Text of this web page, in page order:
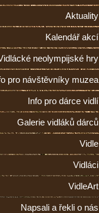
Aktuality
Kalendář akcí
neolympijské hry
pro návštěvníky muzea
Info pro dárce vidlí
Galerie vidláků dárců
Vidle
Vidláci
VidleArt
Napsali a řekli o nás